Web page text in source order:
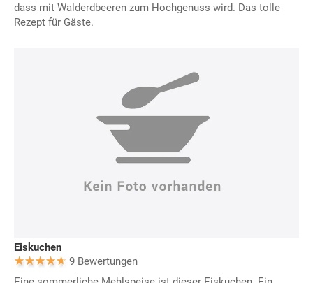
dass mit Walderdbeeren zum Hochgenuss wird. Das tolle
Rezept für Gäste.
Eiskuchen
9 Bewertungen